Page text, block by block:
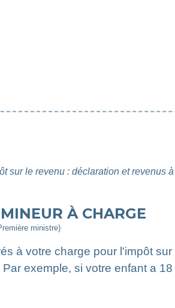
sur le revenu : déclaration et revenus
À CHARGE
ministre)
à votre charge pour l'impôt
exemple, si votre enfant a